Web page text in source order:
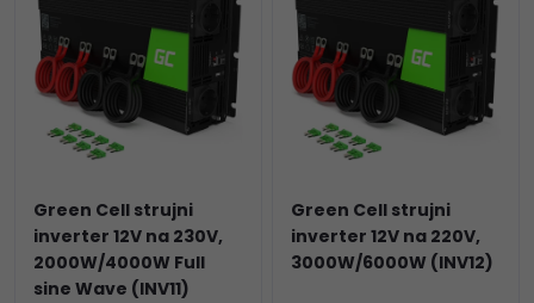
Green Cell strujni
inverter 12V na 230V,
2000W/4000W Full
sine Wave (INV11)
Green Cell strujni
inverter 12V na 220V,
3000W/6000W (INV12)